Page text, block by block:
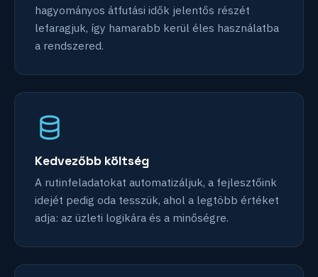
hagyományos átfutási idők jelentős részét
lefaragjuk, így hamarabb kerül éles használatba
a rendszered.
Kedvezőbb költség
A rutinfeladatokat automatizáljuk, a fejlesztőink
idejét pedig oda tesszük, ahol a legtöbb értéket
adja: az üzleti logikára és a minőségre.